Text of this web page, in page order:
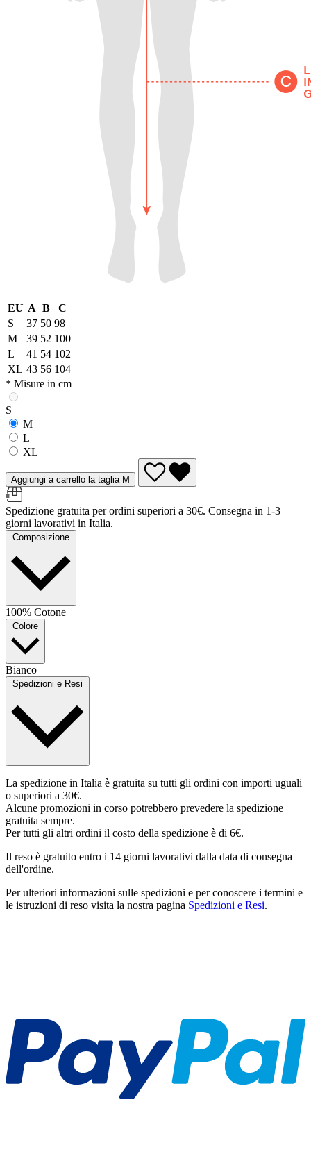
EU A B
C
S
37 50 98
M
39 52 100
L
41 54 102
XL 43 56 104
* Misure in cm
S
M
L
XL
Aggiungi a carrello la taglia M
Spedizione gratuita per ordini superiori a 30€. Consegna in 1-3
giorni lavorativi in Italia.
Composizione
100% Cotone
Colore
Bianco
Spedizioni e Resi
La spedizione in Italia è gratuita su tutti gli ordini con importi uguali
o superiori a 30€.
Alcune promozioni in corso potrebbero prevedere la spedizione
gratuita sempre.
Per tutti gli altri ordini il costo della spedizione è di 6€.
Il reso è gratuito entro i 14 giorni lavorativi dalla data di consegna
dell'ordine.
Per ulteriori informazioni sulle spedizioni e per conoscere i termini e
le istruzioni di reso visita la nostra pagina Spedizioni e Resi.